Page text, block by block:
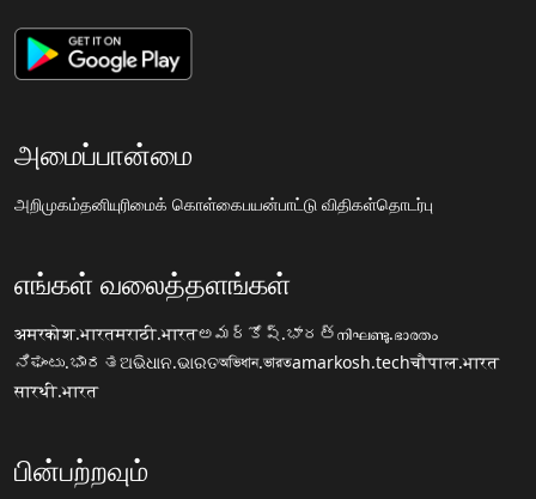
அமைப்பான்மை
அறிமுகம்தனியுரிமைக் கொள்கைபயன்பாட்டு விதிகள்தொடர்பு
எங்கள் வலைத்தளங்கள்
अमरकोश.भारतमराठी.भारतఅమర్కోష్.భారత్നിഘണ്ടു.ഭാരതം
ನಿಘಂಟು.ಭಾರತଅଭିଧାନ.ଭାରତঅভিধান.ভারতamarkosh.techचौपाल.भारत
सारथी.भारत
பின்பற்றவும்